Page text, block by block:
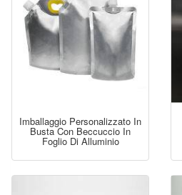
Imballaggio Personalizzato In
Busta Con Beccuccio In
Foglio Di Alluminio